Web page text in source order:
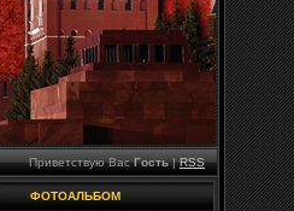
Приветствую Вас Гость|RSS
ФОТОАЛЬБОМ